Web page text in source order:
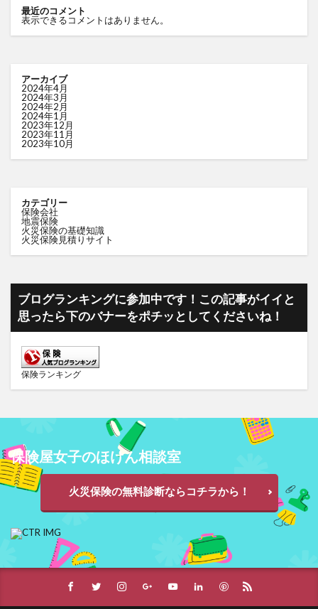
最近のコメント
表示できるコメントはありません。
アーカイブ
2024年4月
2024年3月
2024年2月
2024年1月
2023年12月
2023年11月
2023年10月
カテゴリー
保険会社
地震保険
火災保険の基礎知識
火災保険見積りサイト
ブログランキングに参加中です！この記事がイイと
思ったら下のバナーをポチッとしてくださいね！
保険ランキング
保険屋女子のほけん相談室
火災保険の無料診断ならコチラから！